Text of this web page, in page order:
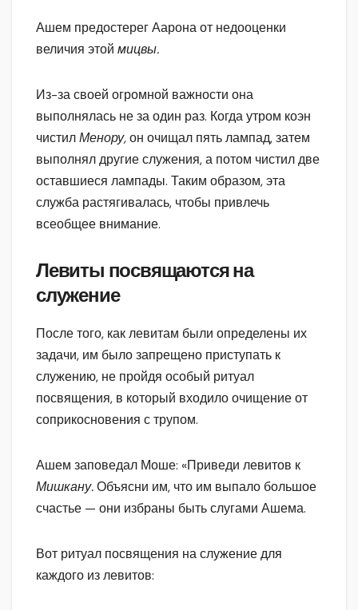
Ашем предостерег Аарона от недооценки
величия этой мицвы.
Из-за своей огромной важности она
выполнялась не за один раз. Когда утром коэн
чистилМенору,он очищал пять лампад, затем
выполнял другие служения, а потом чистил две
оставшиеся лампады. Таким образом, эта
служба растягивалась, чтобы привлечь
всеобщее внимание.
Левиты посвящаются на
служение
После того, как левитам были определены их
задачи, им было запрещено приступать к
служению, не пройдя особый ритуал
посвящения, в который входило очищение от
соприкосновения с трупом.
Ашем заповедал Моше: «Приведи левитов к
Мишкану.Объясни им, что им выпало большое
счастье — они избраны быть слугами Ашема.
Вот ритуал посвящения на служение для
каждого из левитов: